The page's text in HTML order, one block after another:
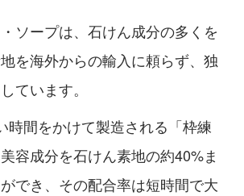
ソープは、石けん成分の多くを
を海外からの輸入に頼らず、独
ています。
時間をかけて製造される「枠練
容成分を石けん素地の約40%ま
でき、その配合率は短時間で大